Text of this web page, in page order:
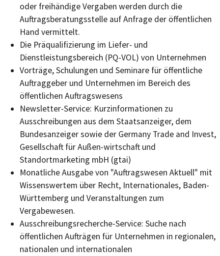
oder freihändige Vergaben werden durch die
Auftragsberatungsstelle auf Anfrage der öffentlichen
Hand vermittelt.
Die Präqualifizierung im Liefer- und
Dienstleistungsbereich (PQ-VOL) von Unternehmen
Vorträge, Schulungen und Seminare für öffentliche
Auftraggeber und Unternehmen im Bereich des
öffentlichen Auftragswesens
Newsletter-Service: Kurzinformationen zu
Ausschreibungen aus dem Staatsanzeiger, dem
Bundesanzeiger sowie der Germany Trade and Invest,
Gesellschaft für Außen-wirtschaft und
Standortmarketing mbH (gtai)
Monatliche Ausgabe von "Auftragswesen Aktuell" mit
Wissenswertem über Recht, Internationales, Baden-
Württemberg und Veranstaltungen zum
Vergabewesen.
Ausschreibungsrecherche-Service: Suche nach
öffentlichen Aufträgen für Unternehmen in regionalen,
nationalen und internationalen